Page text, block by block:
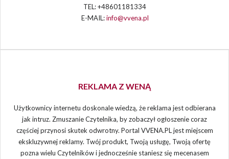
TEL: +48601181334
E-MAIL:info@vvena.pl
REKLAMA Z WENĄ
Użytkownicy internetu doskonale wiedzą, że reklama jest odbierana
jak intruz. Zmuszanie Czytelnika, by zobaczył ogłoszenie coraz
częściej przynosi skutek odwrotny. Portal VVENA.PL jest miejscem
ekskluzywnej reklamy. Twój produkt, Twoją usługę, Twoją ofertę
pozna wielu Czytelników i jednocześnie staniesz się mecenasem